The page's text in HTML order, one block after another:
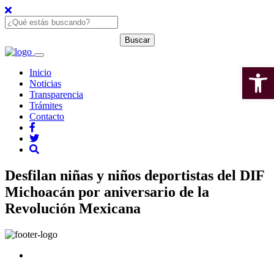
Inicio
Noticias
Transparencia
Trámites
Contacto
Desfilan niñas y niños deportistas del DIF
Michoacán por aniversario de la
Revolución Mexicana